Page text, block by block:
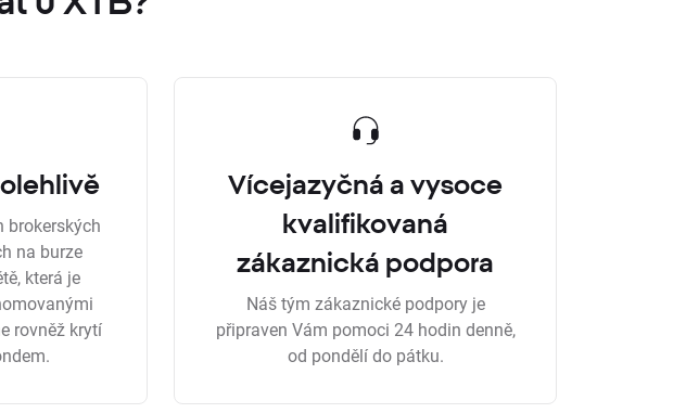
brokerských
na burze
která je
rovněž krytí
Vícejazyčná a vysoce
kvalifikovaná
zákaznická podpora
Náš tým zákaznické podpory je
připraven Vám pomoci 24 hodin denně,
od pondělí do pátku.